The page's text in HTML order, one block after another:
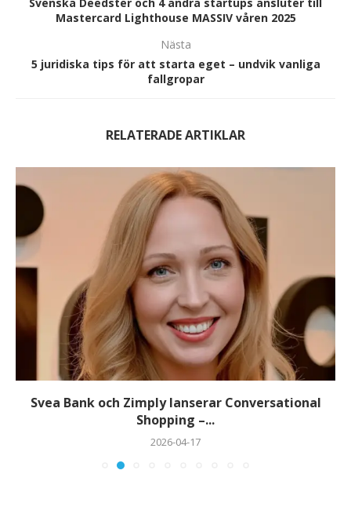
Svenska Deedster och 4 andra startups ansluter till
Mastercard Lighthouse MASSIV våren 2025
Nästa
5 juridiska tips för att starta eget – undvik vanliga
fallgropar
RELATERADE ARTIKLAR
Svea Bank och Zimply lanserar Conversational
Shopping –...
2026-04-17